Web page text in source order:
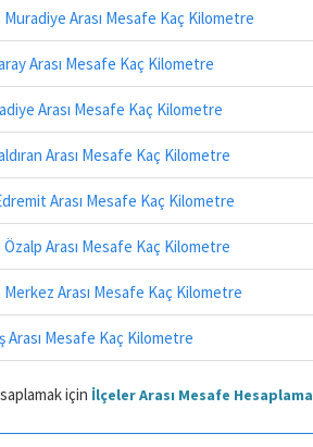
Muradiye Arası Mesafe Kaç Kilometre
Arası Mesafe Kaç Kilometre
Arası Mesafe Kaç Kilometre
Arası Mesafe Kaç Kilometre
Arası Mesafe Kaç Kilometre
Arası Mesafe Kaç Kilometre
Merkez Arası Mesafe Kaç Kilometre
Arası Mesafe Kaç Kilometre
için İlçeler Arası Mesafe Hesaplama